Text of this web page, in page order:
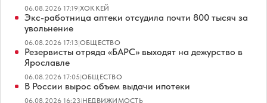
06.08.2026 17:19|ХОККЕЙ
Экс-работница аптеки отсудила почти 800 тысяч за
увольнение
06.08.2026 17:13|ОБЩЕСТВО
Резервисты отряда «БАРС» выходят на дежурство в
Ярославле
06.08.2026 17:05|ОБЩЕСТВО
В России вырос объем выдачи ипотеки
06.08.2026 16:23|НЕДВИЖИМОСТЬ